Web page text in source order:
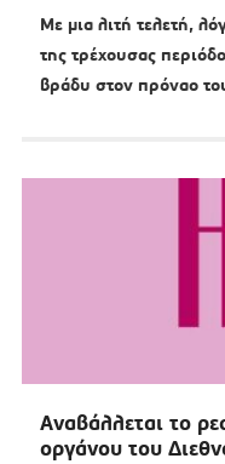
Με μια λιτή τελετή,
της τρέχουσας
βράδυ στον πρόναο
Αναβάλλεται το
οργάνου του